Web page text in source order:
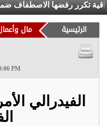
تكرر رفضها الاصطفاف ضمن
الرئيسية مال
PM
الفيدرالي